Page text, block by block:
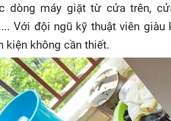
dòng máy giặt từ cửa trên,
Với đội ngũ kỹ thuật viên
kiện không cần thiết.